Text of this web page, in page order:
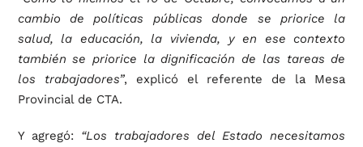
cambio de políticas públicas donde se priorice la
salud, la educación, la vivienda, y en ese contexto
también se priorice la dignificación de las tareas de
los trabajadores”, explicó el referente de la Mesa
Provincial de CTA.
Y agregó: “Los trabajadores del Estado necesitamos